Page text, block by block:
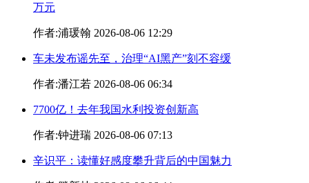
万元
作者:浦瑗翰 2026-08-06 12:29
车未发布谣先至，治理“AI黑产”刻不容缓
作者:潘江若 2026-08-06 06:34
7700亿！去年我国水利投资创新高
作者:钟进瑞 2026-08-06 07:13
辛识平：读懂好感度攀升背后的中国魅力